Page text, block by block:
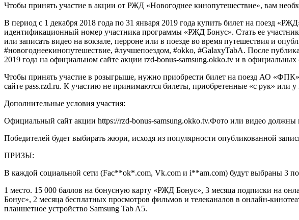
Чтобы принять участие в акции от РЖД «Новогоднее кинопутешествие», вам
В период с 1 декабря 2018 года по 31 января 2019 года купить билет на поезд
идентификационный номер участника программы «РЖД Бонус». Стать ее
или записать видео на вокзале, перроне или в поезде во время путешествия и
#новогоднеекинопутешествие, #лучшепоездом, #okko, #GalaxyTabA. После
2019 года на официальном сайте акции rzd-bonus-samsung.okko.tv и в
Чтобы принять участие в розыгрыше, нужно приобрести билет на поезд АО
сайте pass.rzd.ru. К участию не принимаются билеты, приобретенные «с рук» или у
Дополнительные условия участия:
Официальный сайт акции https://rzd-bonus-samsung.okko.tv.Фото или видео должны
Победителей будет выбирать жюри, исходя из популярности опубликованной
ПРИЗЫ:
В каждой социальной сети (Fac**ok*.com, Vk.com и i**am.com) будут выбраны 3
1 место. 15 000 баллов на бонусную карту «РЖД Бонус», 3 месяца подписки на
Бонус», 2 месяца бесплатных просмотров фильмов и телеканалов в онлайн-
планшетное устройство Samsung Tab A5.